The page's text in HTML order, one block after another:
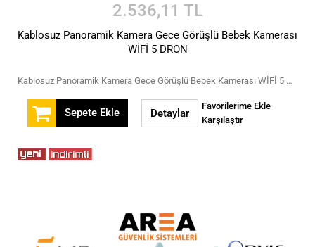
2.536,11 TL
Kablosuz Panoramik Kamera Gece Görüşlü Bebek Kamerası
WİFİ 5 DRON
Kablosuz Panoramik Kamera Gece Görüşlü Bebek Kamerası WİFİ 5 DRON
Sepete Ekle Detaylar
Favorilerime Ekle
Karşılaştır